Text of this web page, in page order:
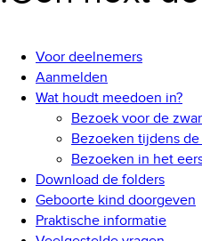
Voor deelnemers
Aanmelden
Wat houdt meedoen in?
Bezoek voor de
Bezoeken tijdens
Bezoeken in het
Download de folders
Geboorte kind doorgeven
Praktische informatie